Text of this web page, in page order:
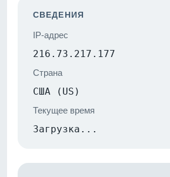
СВЕДЕНИЯ
IP-адрес
216.73.217.177
Страна
США (US)
Текущее время
Загрузка...